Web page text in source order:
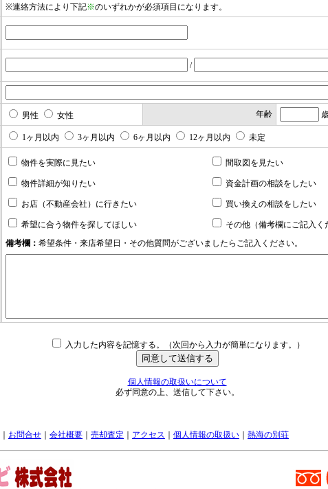
※連絡方法により下記※のいずれかが必須項目になります。
/
男性 女性 年齢
1ヶ月以内 3ヶ月以内 6ヶ月以内 12ヶ月以内 未定
物件を実際に見たい 間取図を見たい
物件詳細が知りたい 資金計画の相談をしたい
お店（不動産会社）に行きたい 買い換えの相談をしたい
希望に合う物件を探してほしい
その他（備考欄にご記入く
備考欄： 希望条件・来店希望日・その他質問がございましたらご記入ください。
入力した内容を記憶する。（次回から入力が簡単になります。）
個人情報の取扱いについて
必ず同意の上、送信して下さい。
お問合せ 会社概要 売却査定 アクセス 個人情報の取扱い 熱海の別荘